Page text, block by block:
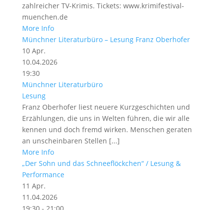
zahlreicher TV-Krimis. Tickets: www.krimifestival-
muenchen.de
More Info
Münchner Literaturbüro – Lesung Franz Oberhofer
10 Apr.
10.04.2026
19:30
Münchner Literaturbüro
Lesung
Franz Oberhofer liest neuere Kurzgeschichten und
Erzählungen, die uns in Welten führen, die wir alle
kennen und doch fremd wirken. Menschen geraten
an unscheinbaren Stellen [...]
More Info
„Der Sohn und das Schneeflöckchen“ / Lesung &
Performance
11 Apr.
11.04.2026